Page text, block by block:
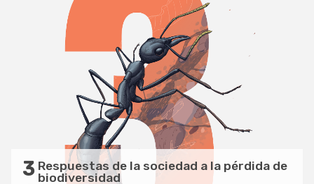
3 Respuestas de la sociedad a la pérdida de
biodiversidad